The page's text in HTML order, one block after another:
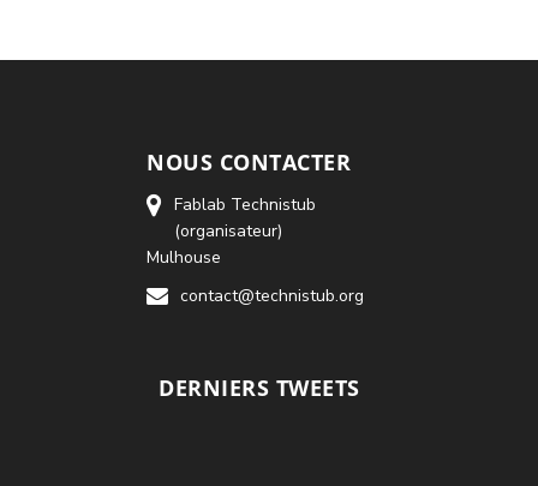
NOUS CONTACTER
Fablab Technistub
(organisateur)
Mulhouse
contact@technistub.org
DERNIERS TWEETS